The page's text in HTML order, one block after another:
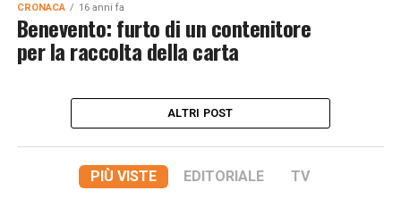
CRONACA 16 anni fa
Benevento: furto di un contenitore
per la raccolta della carta
ALTRI POST
PIÙ VISTE EDITORIALE TV